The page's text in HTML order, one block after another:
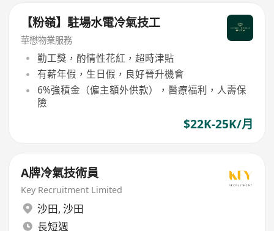
【粉嶺】駐場水電冷氣技工
華懋物業服務
勤工獎，酌情性花紅，超時津貼
有薪年假，生日假，良好晉升機會
6%強積金（僱主額外供款），醫療福利，人壽保
險
$22K-25K/月
A牌冷氣技術員
Key Recruitment Limited
沙田, 沙田
長短週